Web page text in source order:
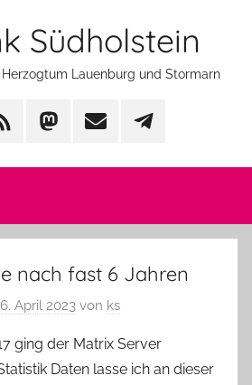
Südholstein
Lauenburg und Stormarn
Mastodon
Mail Telegram
nach fast 6 Jahren
April 2023 von ks
ging der Matrix Server
Daten lasse ich an dieser